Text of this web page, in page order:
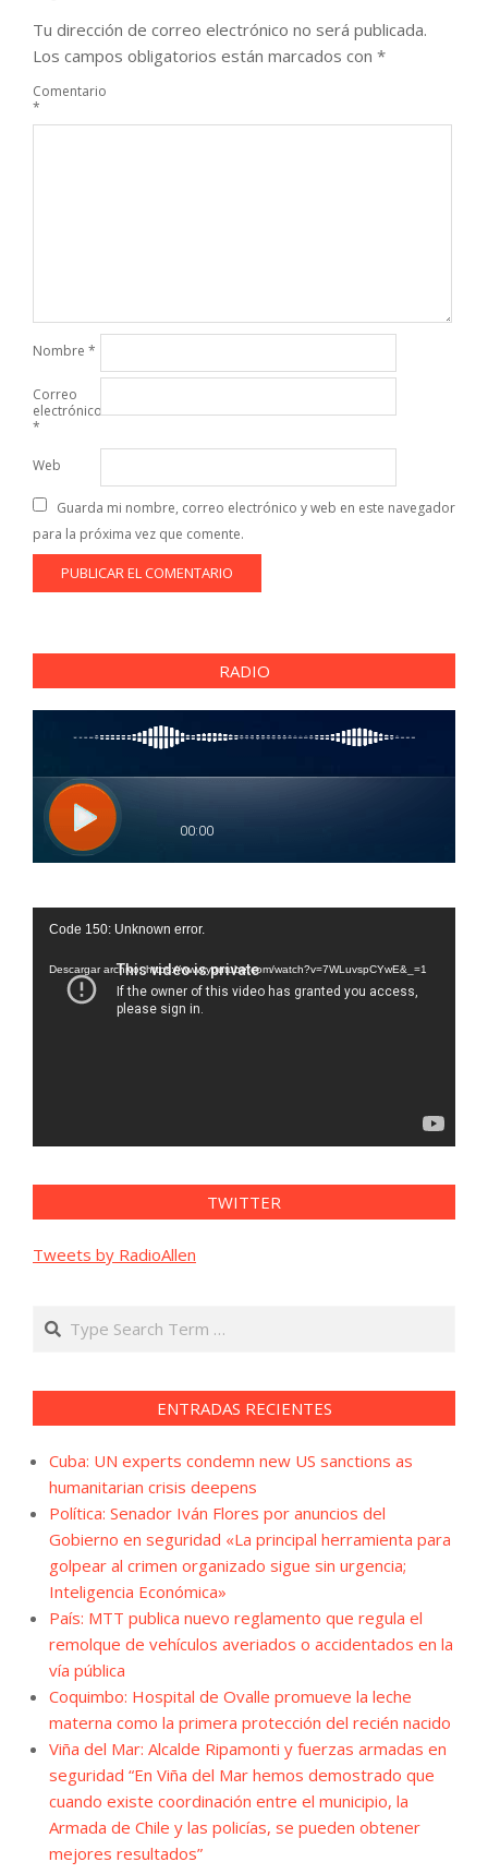
Tu dirección de correo electrónico no será publicada.
Los campos obligatorios están marcados con *
Comentario
*
Nombre *
Correo
electrónico
*
Web
Guarda mi nombre, correo electrónico y web en este navegador
para la próxima vez que comente.
RADIO
Reproductor
vídeo
Code 150: Unknown error.
Descargar archivo: https://www.youtube.com/watch?v=7WLuvspCYwE&_=1
TWITTER
Tweets by RadioAllen
Search
ENTRADAS RECIENTES
Cuba: UN experts condemn new US sanctions as
humanitarian crisis deepens
Política: Senador Iván Flores por anuncios del
Gobierno en seguridad «La principal herramienta para
golpear al crimen organizado sigue sin urgencia;
Inteligencia Económica»
País: MTT publica nuevo reglamento que regula el
remolque de vehículos averiados o accidentados en la
vía pública
Coquimbo: Hospital de Ovalle promueve la leche
materna como la primera protección del recién nacido
Viña del Mar: Alcalde Ripamonti y fuerzas armadas en
seguridad “En Viña del Mar hemos demostrado que
cuando existe coordinación entre el municipio, la
Armada de Chile y las policías, se pueden obtener
mejores resultados”